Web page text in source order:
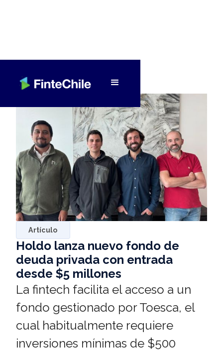
Artículo
Holdo lanza nuevo fondo de
deuda privada con entrada
desde $5 millones
La fintech facilita el acceso a un
fondo gestionado por Toesca, el
cual habitualmente requiere
inversiones mínimas de $500